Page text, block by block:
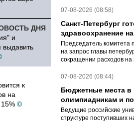
ДНЯ
и
выдавить
к
на
©
07-08-2026 (08:58)
Санкт-Петербург
здравоохранение
Председатель комитета
на запрос главы
сокращении расходов на
07-08-2026 (08:44)
Бюджетные места в
олимпиадникам и
Ведущие российские
структуре поступивших